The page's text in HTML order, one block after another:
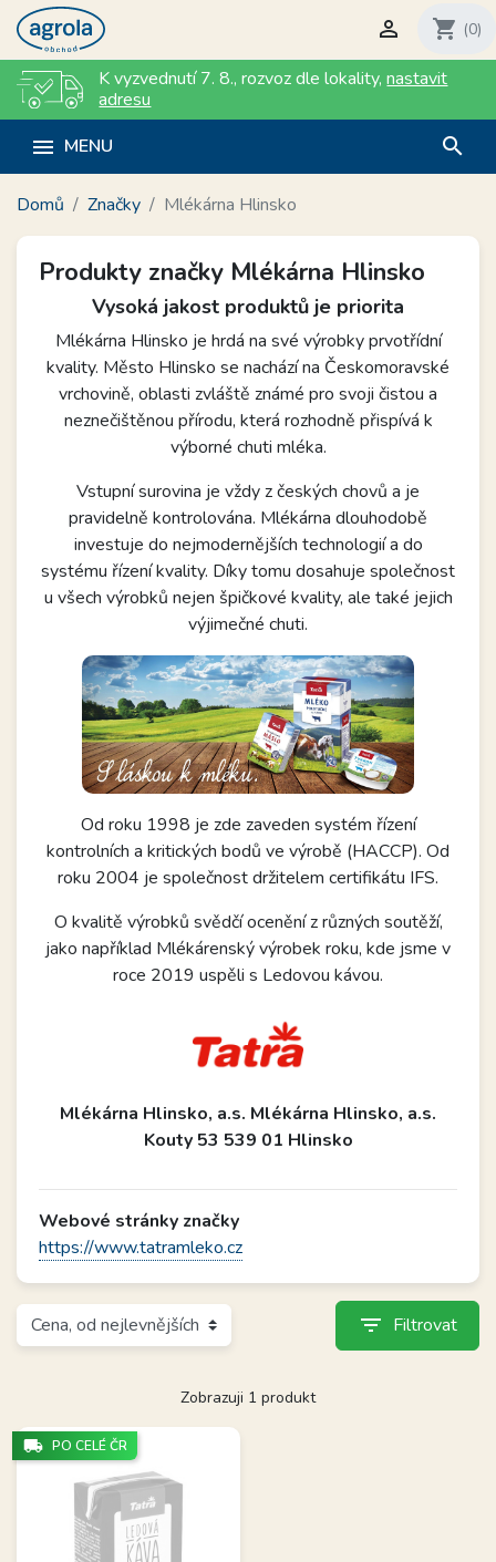
 shopping_cart (0)
K vyzvednutí 7. 8.,rozvoz dle lokality,nastavit
adresu
 MENU search
Domů Značky Mlékárna Hlinsko
Produkty značky Mlékárna Hlinsko
Vysoká jakost produktů je priorita
Mlékárna Hlinsko je hrdá na své výrobky prvotřídní
kvality. Město Hlinsko se nachází na Českomoravské
vrchovině, oblasti zvláště známé pro svoji čistou a
neznečištěnou přírodu, která rozhodně přispívá k
výborné chuti mléka.
Vstupní surovina je vždy z českých chovů a je
pravidelně kontrolována. Mlékárna dlouhodobě
investuje do nejmodernějších technologií a do
systému řízení kvality. Díky tomu dosahuje společnost
u všech výrobků nejen špičkové kvality, ale také jejich
výjimečné chuti.
Od roku 1998 je zde zaveden systém řízení
kontrolních a kritických bodů ve výrobě (HACCP). Od
roku 2004 je společnost držitelem certifikátu IFS.
O kvalitě výrobků svědčí ocenění z různých soutěží,
jako například Mlékárenský výrobek roku, kde jsme v
roce 2019 uspěli s Ledovou kávou.
Mlékárna Hlinsko, a.s. Mlékárna Hlinsko, a.s.
Kouty 53 539 01 Hlinsko
Webové stránky značky
https://www.tatramleko.cz
filter_list Filtrovat
Zobrazuji 1 produkt
local_shipping PO CELÉ ČR